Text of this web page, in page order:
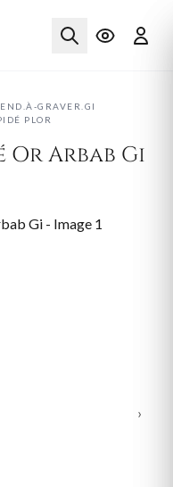
GRAVER.GI
PLOR
Arbab Gi
›